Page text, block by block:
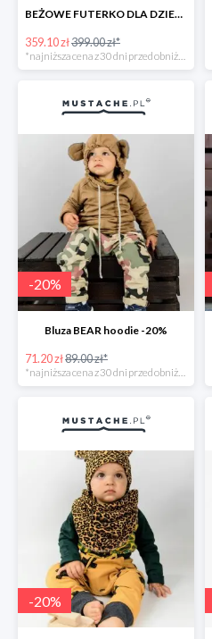
BEŻOWE FUTERKO DLA DZIEWCZYNKI TEDDY BEAR -10%
359.10 zł399.00 zł*
-20%
Bluza BEAR hoodie -20%
71.20 zł89.00 zł*
*najniższa cena z 30 dni przed obniżką
-20%